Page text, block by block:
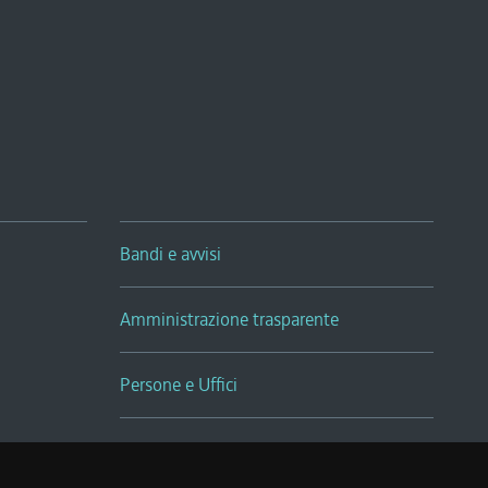
Bandi e avvisi
Amministrazione trasparente
Persone e Uffici
Sala Tiziano Tessitori